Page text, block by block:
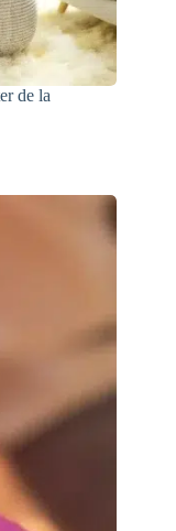
de la